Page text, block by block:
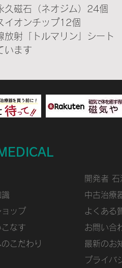
久磁石（ネオジム）24個
イオンチップ12個
放射「トルマリン」シート
います
ップ
なす
こだわり
開発者 石
中古治療
よくある
お問い合
最新のお
プライバ